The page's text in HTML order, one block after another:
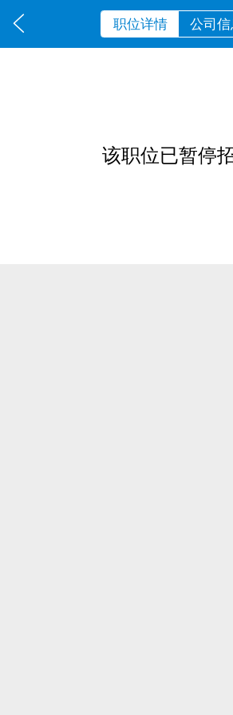
职位详情 公司信
该职位已暂停